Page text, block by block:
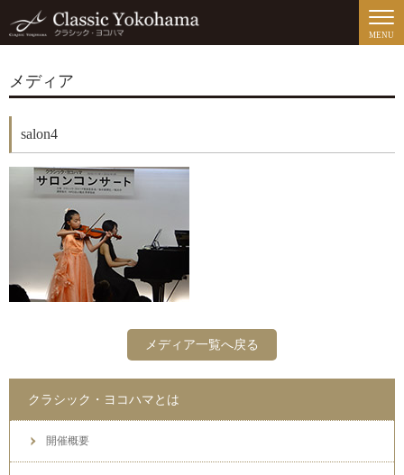
MENU
メディア
salon4
メディア一覧へ戻る
クラシック・ヨコハマとは
開催概要